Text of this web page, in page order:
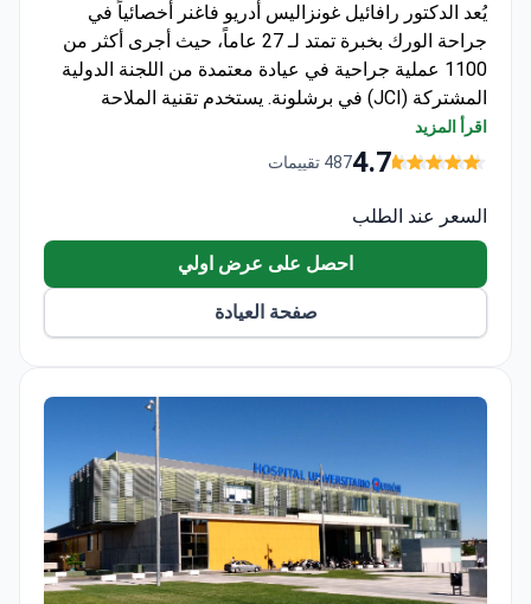
جراحة الورك بخبرة تمتد لـ 27 عاماً، حيث أجرى أكثر من
1100 عملية جراحية في عيادة معتمدة من اللجنة الدولية
المشتركة (JCI) في برشلونة. يستخدم تقنية الملاحة
الدقيقة Brainlab لإجراء عملية إعادة تشكيل السطح
تتراوح تكلفة حزمة جراحة إعادة تشكيل سطح الورك عادةً
بين 22,000 و27,000 يورو، وتغطي العملية والإقامة في
المستشفى لمدة تصل إلى 5 أيام.
اقرأ المزيد
احصل على عرض اولي
صفحة العيادة